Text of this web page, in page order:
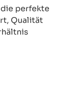
perfekte
Qualität